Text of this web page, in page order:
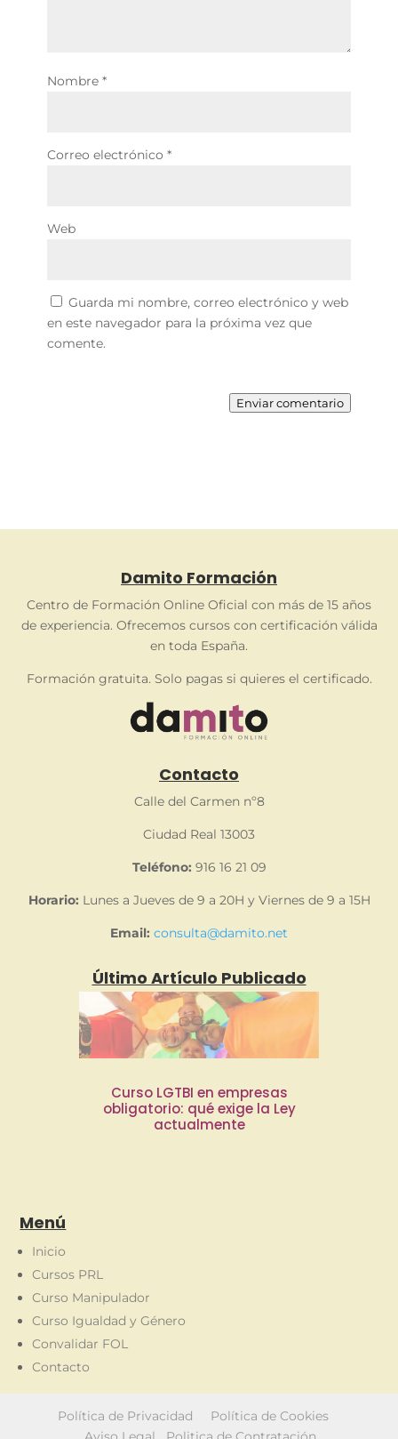
Nombre *
Correo electrónico *
Web
Guarda mi nombre, correo electrónico y web
en este navegador para la próxima vez que
comente.
Enviar comentario
Damito Formación
Centro de Formación Online Oficial con más de 15 años
de experiencia. Ofrecemos cursos con certificación válida
en toda España.
Formación gratuita. Solo pagas si quieres el certificado.
Contacto
Calle del Carmen nº8
Ciudad Real 13003
Teléfono: 916 16 21 09
Horario: Lunes a Jueves de 9 a 20H y Viernes de 9 a 15H
Email: consulta@damito.net
Último Artículo Publicado
Curso LGTBI en empresas
obligatorio: qué exige la Ley
actualmente
Menú
Inicio
Cursos PRL
Curso Manipulador
Curso Igualdad y Género
Convalidar FOL
Contacto
Política de Privacidad
Política de Cookies